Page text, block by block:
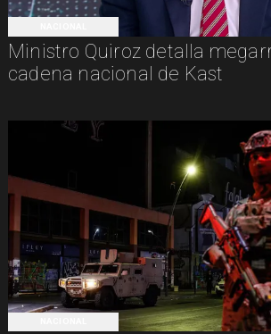
Ministro Quiroz detalla
cadena nacional de Kast